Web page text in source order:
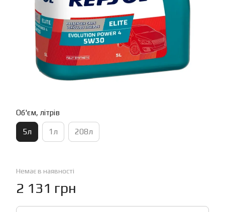
Об'єм, літрів
5л 1л 208л
Немає в наявності
2 131 грн